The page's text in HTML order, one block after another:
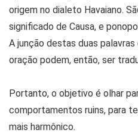
origem no dialeto Havaiano.
significado de Causa, e
A junção destas duas
oração podem, então, ser
Portanto, o objetivo é olhar
comportamentos ruins, para
mais harmônico.